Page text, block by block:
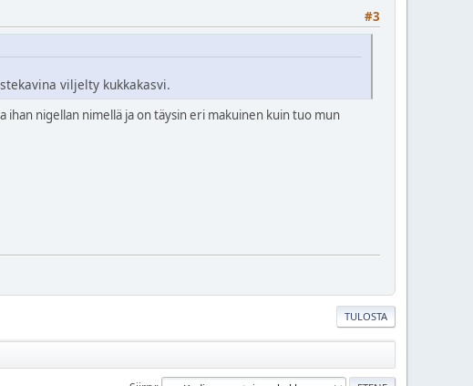
#3
viljelty kukkakasvi.
ihan nigellan nimellä ja on täysin eri makuinen kuin tuo mun
TULOSTA